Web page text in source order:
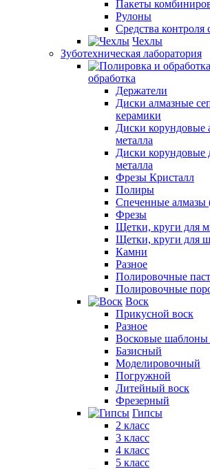
Пакеты
Рулоны
Средства контроля
Чехлы
Зуботехническая лаборатория
обработка
Держатели
Диски алмазные
керамики
Диски корундовые
металла
Диски корундовые
металла
Фрезы Кристалл
Полиры
Спеченные алмазы
Фрезы
Щетки, круги для
Щетки, круги для
Камни
Разное
Полировочные
Полировочные
Воск
Прикусной воск
Разное
Восковые шаблоны
Базисный
Моделировочный
Погружной
Литейный воск
Фрезерный
Гипсы
2 класс
3 класс
4 класс
5 класс